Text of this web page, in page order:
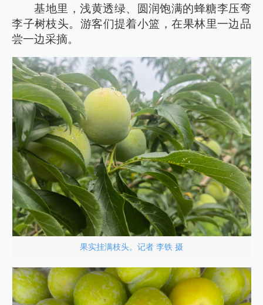
基地里，浅黄透绿、圆润饱满的蜂糖李压弯
李子树枝头。游客们提着小篮，在果林里一边品
尝一边采摘。
果实挂满枝头。记者 李铁 摄